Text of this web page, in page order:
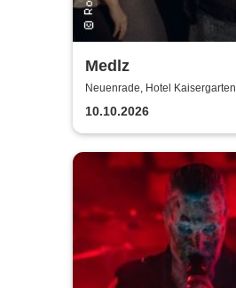
Medlz
Neuenrade, Hotel Kaisergarten
10.10.2026